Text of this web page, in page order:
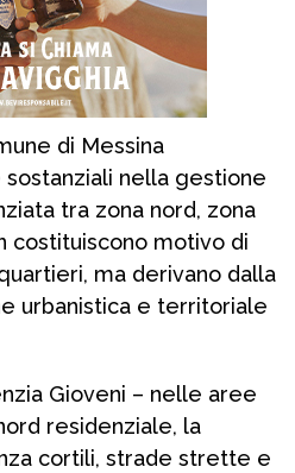
di Messina
nella gestione
tra zona nord, zona
costituiscono motivo di
ma derivano dalla
urbanistica e territoriale
Gioveni – nelle aree
residenziale, la
cortili, strade strette e